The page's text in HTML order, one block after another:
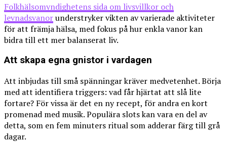
Folkhälsomyndighetens sida om livsvillkor och
levnadsvanorunderstryker vikten av varierade aktiviteter
för att främja hälsa, med fokus på hur enkla vanor kan
bidra till ett mer balanserat liv.
Att skapa egna gnistor i vardagen
Att inbjudas till små spänningar kräver medvetenhet. Börja
med att identifiera triggers: vad får hjärtat att slå lite
fortare? För vissa är det en ny recept, för andra en kort
promenad med musik. Populära slots kan vara en del av
detta, som en fem minuters ritual som adderar färg till grå
dagar.